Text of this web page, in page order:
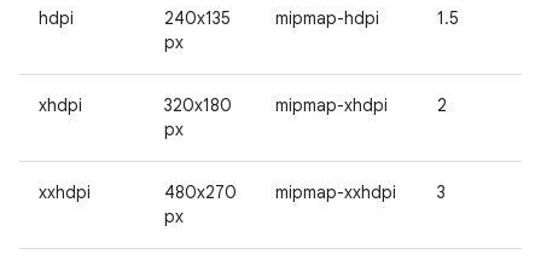
hdpi
240x135
px
mipmap-hdpi 1.5
xhdpi
320x180
px
mipmap-xhdpi 2
xxhdpi
480x270
px
mipmap-xxhdpi 3